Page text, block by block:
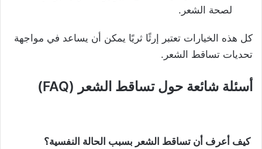
لصحة الشعر.
كل هذه الخيارات تعتبر إرثًا ثريًا يمكن أن يساعد في مواجهة
تحديات تساقط الشعر.
أسئلة شائعة حول تساقط الشعر (FAQ)
كيف أعرف أن تساقط الشعر بسبب الحالة النفسية؟